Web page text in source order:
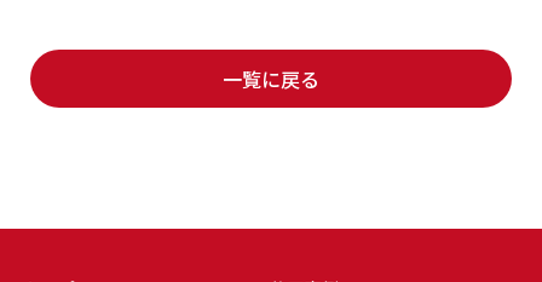
一覧に戻る